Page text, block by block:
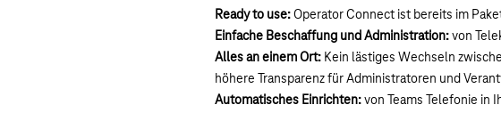
Ready to use:Operator Connect ist bereits im
Einfache Beschaffung und Administration:von
Alles an einem Ort: Kein lästiges Wechseln
höhere Transparenz für Administratoren und
Automatisches Einrichten:von Teams Telefonie in